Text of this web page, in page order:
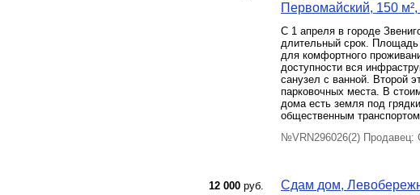
Первомайский, 150 м²,
С 1 апреля в городе
длительный срок. Площадь
для комфортного
доступности вся
санузел с ванной. Второй
парковочных места. В
дома есть земля под
общественным
№VRN296026(2) Продавец:
12 000 руб. Сдам дом,